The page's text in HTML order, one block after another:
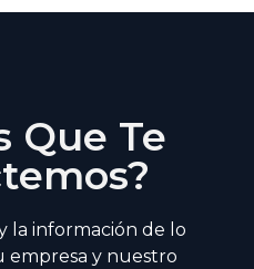
Que Te
la información de lo
empresa y nuestro